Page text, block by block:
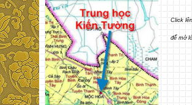
Click
để mở